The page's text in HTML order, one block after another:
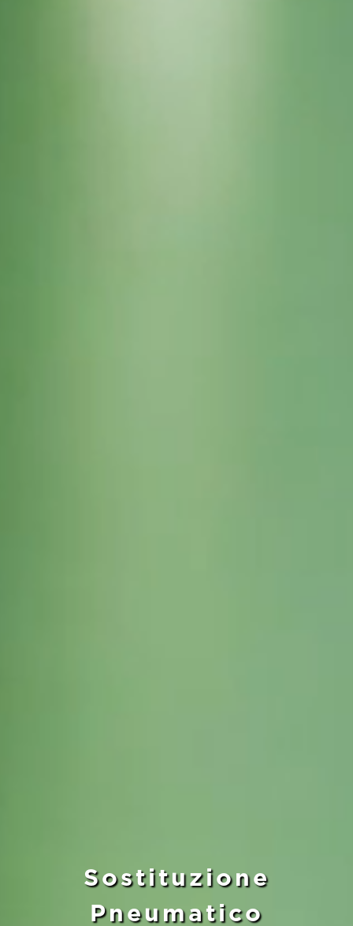
Sostituzione
Pneumatico